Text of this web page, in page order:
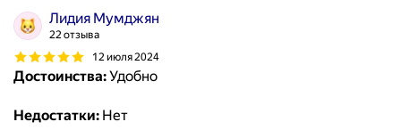
Лидия Мумджян
22 отзыва
12 июля 2024
Достоинства:Удобно
Недостатки: Нет